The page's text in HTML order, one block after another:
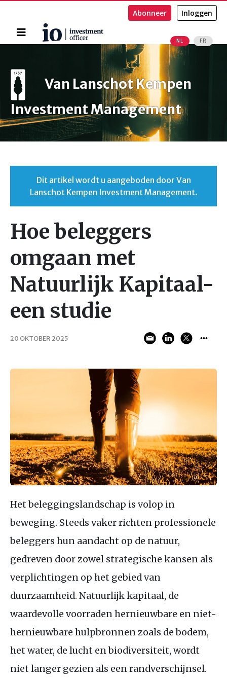
Home
NL FR
Abonneer Inloggen
Van Lanschot Kempen
Investment Management
Dit artikel wordt u aangeboden door Van
Lanschot Kempen Investment Management.
Hoe beleggers
omgaan met
Natuurlijk Kapitaal-
een studie
20 OKTOBER 2025
Het beleggingslandschap is volop in
beweging. Steeds vaker richten professionele
beleggers hun aandacht op de natuur,
gedreven door zowel strategische kansen als
verplichtingen op het gebied van
duurzaamheid. Natuurlijk kapitaal, de
waardevolle voorraden hernieuwbare en niet-
hernieuwbare hulpbronnen zoals de bodem,
het water, de lucht en biodiversiteit, wordt
niet langer gezien als een randverschijnsel.